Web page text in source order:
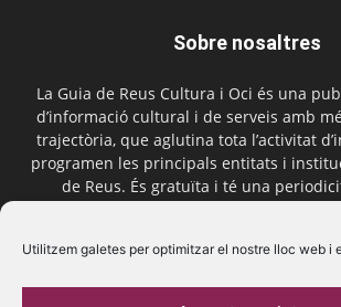
Utilitzem galetes per optimitzar el nostre lloc web i
Sobre nosaltres
La Guia de Reus Cultura i Oci és una
d’informació cultural i de serveis amb
trajectòria, que aglutina tota l’activitat
programen les principals entitats i
de Reus. És gratuïta i té una